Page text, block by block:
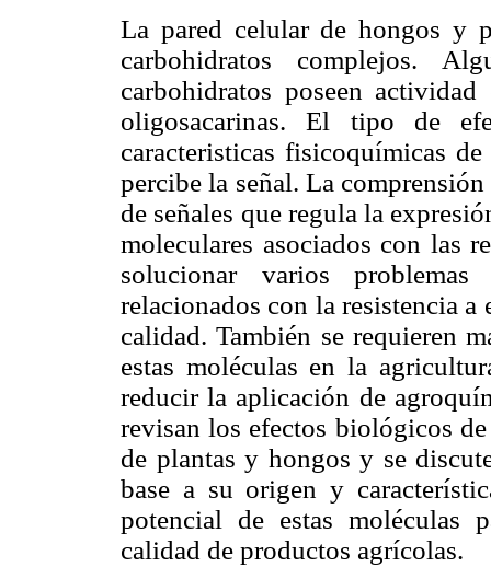
La pared celular de hongos y
carbohidratos complejos.
carbohidratos poseen
oligosacarinas. El tipo de
caracteristicas fisicoquímicas
percibe la señal. La
de señales que regula la
moleculares asociados con las
solucionar varios
relacionados con la resistencia a
calidad. También se requieren
estas moléculas en la
reducir la aplicación de
revisan los efectos biológicos
de plantas y hongos y se
base a su origen y
potencial de estas moléculas
calidad de productos agrícolas.